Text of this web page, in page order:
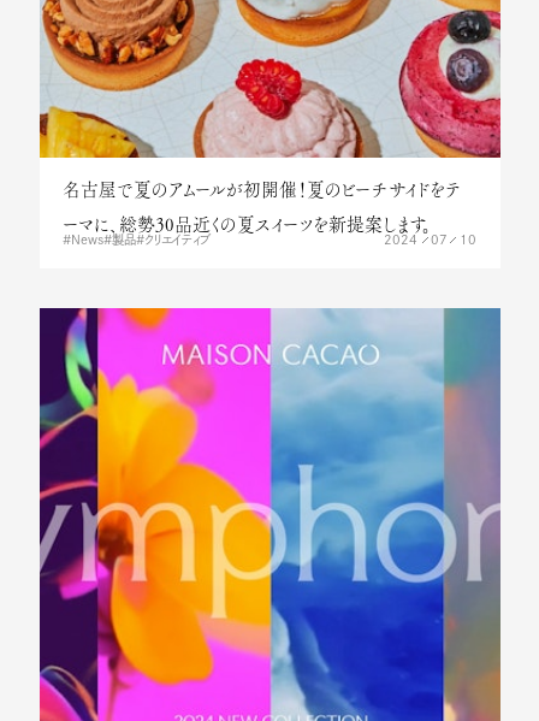
名古屋で夏のアムールが初開催！夏のビーチサイドをテ
ーマに、総勢30品近くの夏スイーツを新提案します。
2024 07 10
News 製品 クリエイティブ